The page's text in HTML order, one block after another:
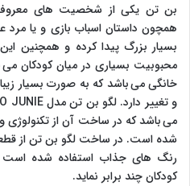
بن تن یکی از شخصیت های معروف
همچون داستان اسباب بازی و یا مرد
بسیار بزرگ پیدا کرده و همچنین
محبوبیت بسیاری در میان کودکان
خانگی می باشد که به صورت بسیار
می باشد که در ساخت آن از تکنولوژی و
شده است. در ساخت لگو بن تن از
رنگ های جذاب استفاده شده
کودکان چند برابر نماید.